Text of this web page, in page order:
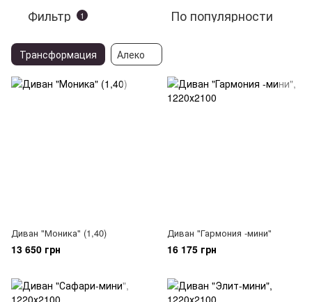
Фильтр 1 По популярности
Трансформация Алеко
Диван "Моника" (1,40)
13 650 грн
Диван "Гармония -мини"
16 175 грн